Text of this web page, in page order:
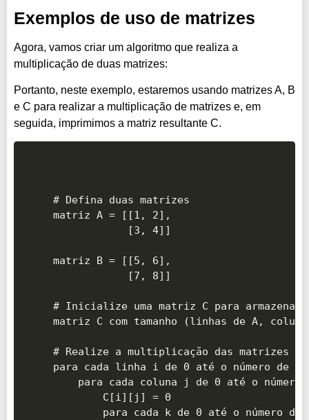
Exemplos de uso de matrizes
Agora, vamos criar um algoritmo que realiza a
multiplicação de duas matrizes:
Portanto, neste exemplo, estaremos usando matrizes A, B
e C para realizar a multiplicação de matrizes e, em
seguida, imprimimos a matriz resultante C.
# Defina duas matrizes
matriz A = [[1, 2],
            [3, 4]]
matriz B = [[5, 6],
            [7, 8]]
# Inicialize uma matriz C para armazenar
matriz C com tamanho (linhas de A,
# Realize a multiplicação das matrizes A
para cada linha i de 0 até o número de
para cada coluna j de 0 até o número
        C[i][j] = 0
para cada k de 0 até o número de